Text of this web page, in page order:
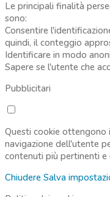
Le principali finalità
sono:
Consentire
quindi, il conteggio
Identificare in modo
Sapere se l'utente che
Pubblicitari
Questi cookie ottengono
navigazione dell'utente
contenuti più pertinenti
Chiudere Salva